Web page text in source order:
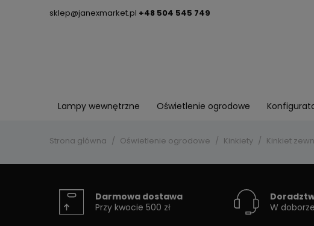
sklep@janexmarket.pl +48 504 545 749
Lampy wewnętrzne Oświetlenie ogrodowe
Strona główna Oświetlenie ogrodowe Kinkiety Kinkiet
Darmowa dostawa
Przy kwocie 500 zł
W